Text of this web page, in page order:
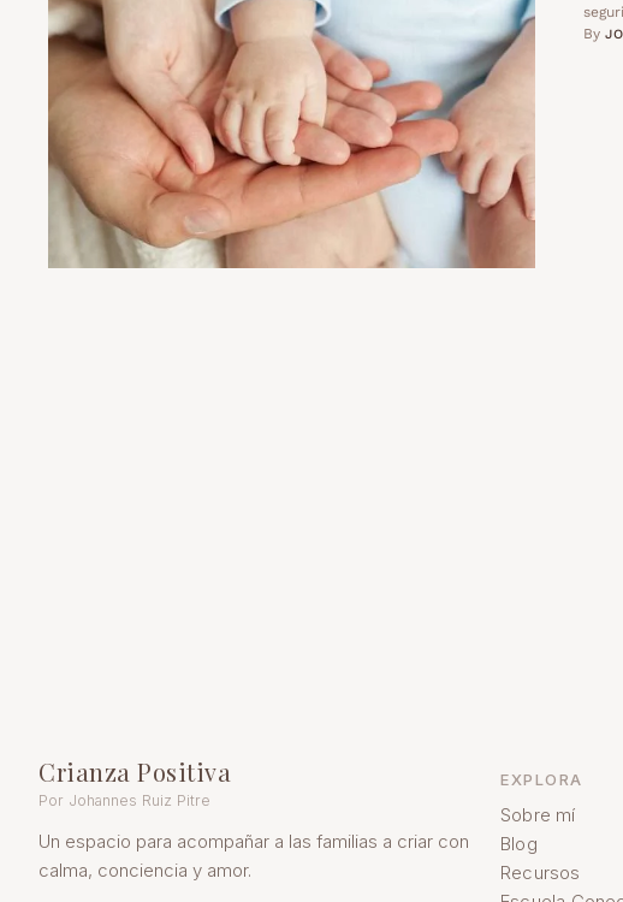
By
Crianza Positiva
Por Johannes Ruiz Pitre
Un espacio para acompañar a las familias a criar con
calma, conciencia y amor.
EXPLORA
Sobre mí
Blog
Recursos